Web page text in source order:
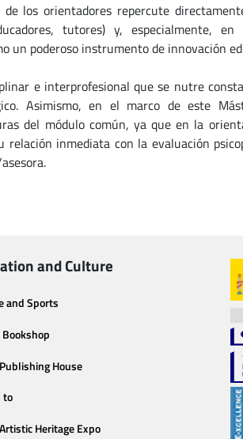
los orientadores repercute
tutores) y, especialmente,
un poderoso instrumento de innovación
e interprofesional que se nutre
Asimismo, en el marco de este
del módulo común, ya que en la
relación inmediata con la evaluación
and Culture
and Sports
House
to
Heritage Expo